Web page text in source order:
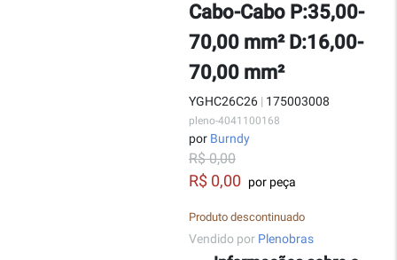
Cabo-Cabo P:35,00-
70,00 mm² D:16,00-
70,00 mm²
YGHC26C26 | 175003008
pleno-4041100168
por Burndy
R$ 0,00
R$ 0,00 por peça
Produto descontinuado
Vendido por Plenobras